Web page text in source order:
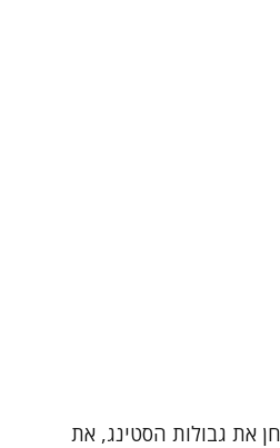
את גבולות הסטינג, את